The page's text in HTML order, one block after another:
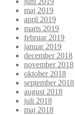
maj 2019
april 2019
marts 2019
februar 2019
januar 2019
december 2018
november 2018
oktober 2018
september 2018
august 2018
juli 2018
maj 2018